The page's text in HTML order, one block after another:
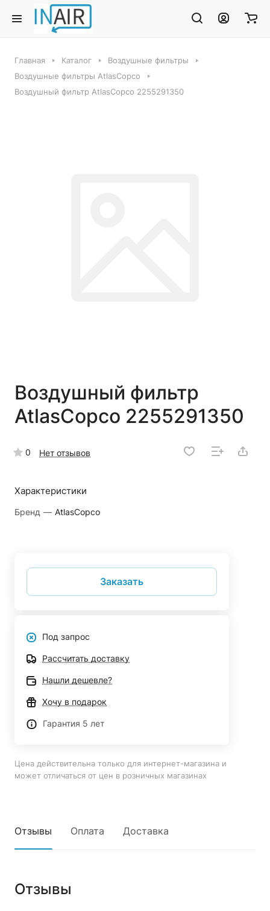
Главная Каталог
Воздушные фильтры
Воздушные фильтры AtlasCopco
Воздушный фильтр AtlasCopco 2255291350
Воздушный фильтр
AtlasCopco 2255291350
0 Нет отзывов
Характеристики
Бренд — AtlasCopco
Заказать
Под запрос
Рассчитать доставку
Нашли дешевле?
Хочу в подарок
Гарантия 5 лет
Цена действительна только для интернет-магазина и
может отличаться от цен в розничных магазинах
Отзывы Оплата Доставка
Отзывы